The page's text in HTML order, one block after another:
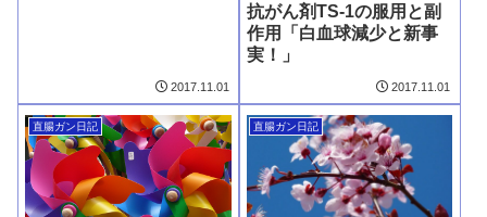
2017.11.01
抗がん剤TS-1の服用と副
作用「白血球減少と新事
実！」
2017.11.01
直腸ガン日記 直腸ガン日記